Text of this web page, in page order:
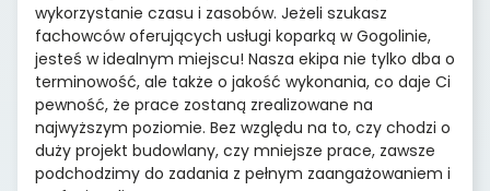
wykorzystanie czasu i zasobów. Jeżeli szukasz
fachowców oferujących usługi koparką w Gogolinie,
jesteś w idealnym miejscu! Nasza ekipa nie tylko dba o
terminowość, ale także o jakość wykonania, co daje Ci
pewność, że prace zostaną zrealizowane na
najwyższym poziomie. Bez względu na to, czy chodzi o
duży projekt budowlany, czy mniejsze prace, zawsze
podchodzimy do zadania z pełnym zaangażowaniem i